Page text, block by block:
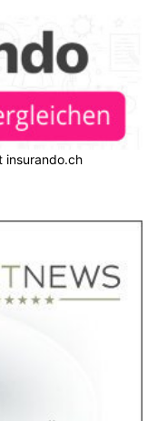
insurando.ch